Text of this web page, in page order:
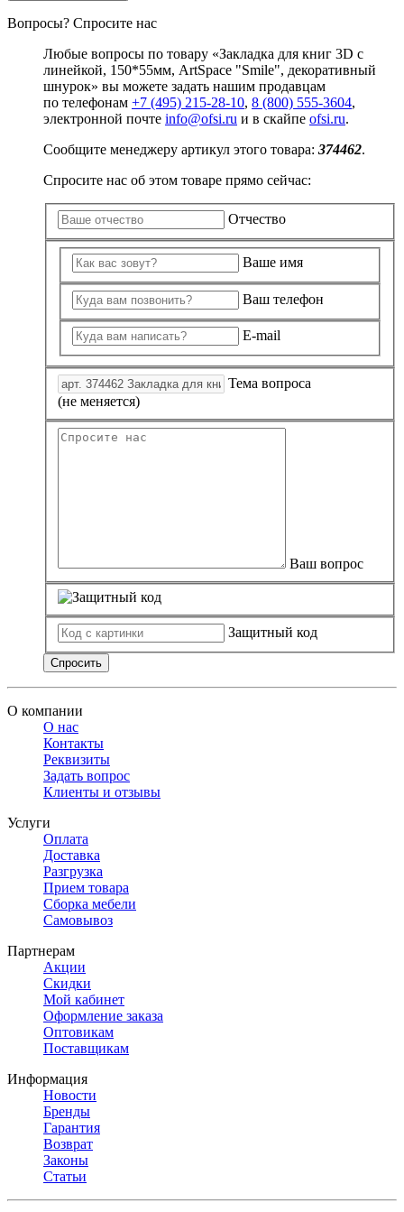
Вопросы? Спросите нас
Любые вопросы по товару «Закладка для книг 3D с
линейкой, 150*55мм, ArtSpace "Smile", декоративный
шнурок» вы можете задать нашим продавцам
по телефонам +7 (495) 215-28-10, 8 (800) 555-3604,
электронной почте info@ofsi.ru и в скайпе ofsi.ru.
Сообщите менеджеру артикул этого товара: 374462.
Спросите нас об этом товаре прямо сейчас:
Отчество
Ваше имя
Ваш телефон
E-mail
Тема вопроса
(не меняется)
Ваш вопрос
Защитный код
Спросить
О компании
О нас
Контакты
Реквизиты
Задать вопрос
Клиенты и отзывы
Услуги
Оплата
Доставка
Разгрузка
Прием товара
Сборка мебели
Самовывоз
Партнерам
Акции
Скидки
Мой кабинет
Оформление заказа
Оптовикам
Поставщикам
Информация
Новости
Бренды
Гарантия
Возврат
Законы
Статьи